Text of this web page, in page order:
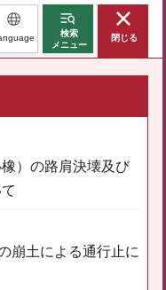
検索
メニュー
閉じる
）の路肩決壊及び
崩土による通行止に